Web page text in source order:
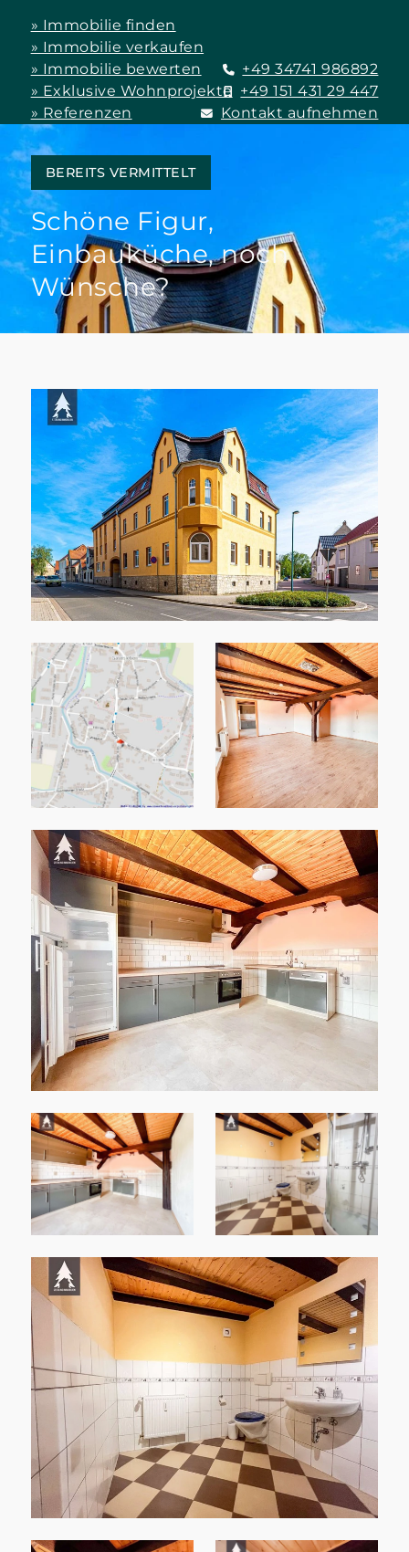
» Immobilie finden
» Immobilie verkaufen
» Immobilie bewerten
» Exklusive Wohnprojekte
» Referenzen
+49 34741 986892
+49 151 431 29 447
Kontakt aufnehmen
BEREITS VERMITTELT
Schöne Figur,
Einbauküche, noch
Wünsche?